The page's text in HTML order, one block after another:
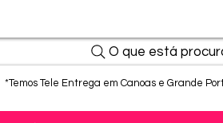
O que está
*Temos Tele Entrega em Canoas e Grande